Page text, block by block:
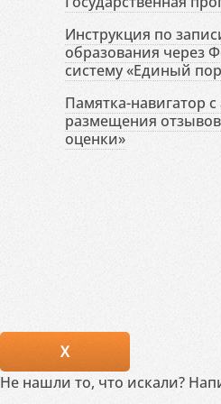
Инструкция по
образования через
систему «Единый
Памятка-навигатор
размещения
оценки»
X
Не нашли то, что искали?